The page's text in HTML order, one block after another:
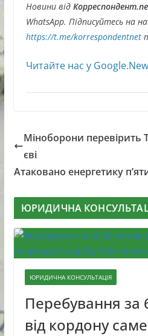
Новини від
WhatsApp. Підписуйтесь на
https://t.me/korrespondentnet
Читайте нас у
Міноборони перевірить
єві
Атаковано енергетику
ЮРИДИЧНА
ЮРИДИЧНА КОНСУЛЬТАЦІЯ
Перебування за
від кордону